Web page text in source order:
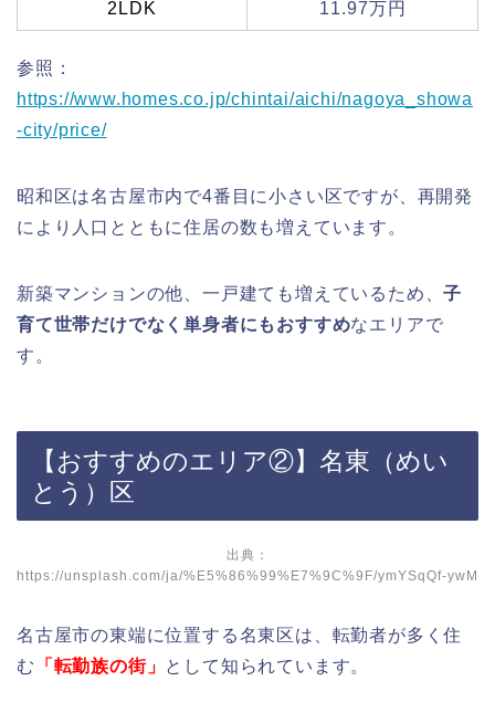
2LDK 11.97万円
参照：
https://www.homes.co.jp/chintai/aichi/nagoya_showa
-city/price/
昭和区は名古屋市内で4番目に小さい区ですが、再開発
により人口とともに住居の数も増えています。
新築マンションの他、一戸建ても増えているため、子
育て世帯だけでなく単身者にもおすすめなエリアで
す。
【おすすめのエリア②】名東（めい
とう）区
出典：
https://unsplash.com/ja/%E5%86%99%E7%9C%9F/ymYSqQf-ywM
名古屋市の東端に位置する名東区は、転勤者が多く住
む
「転勤族の街」 として知られています。